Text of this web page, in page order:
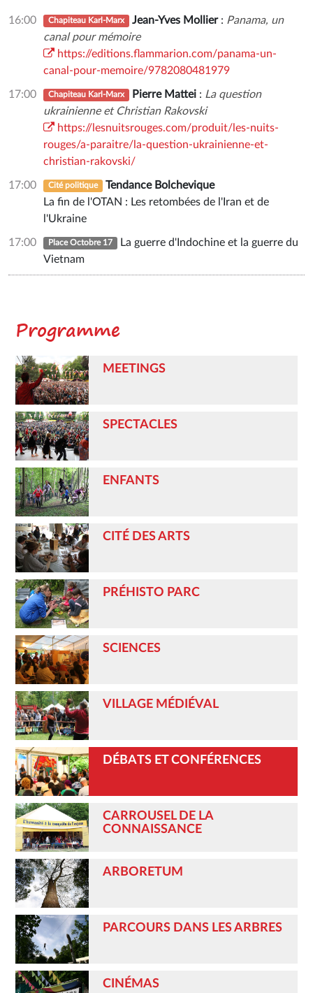
16:00 Chapiteau Karl-Marx Jean-Yves Mollier: Panama, un
canal pour mémoire
https://editions.flammarion.com/panama-un-
canal-pour-memoire/9782080481979
17:00 Chapiteau Karl-Marx Pierre Mattei : La question
ukrainienne et Christian Rakovski
https://lesnuitsrouges.com/produit/les-nuits-
rouges/a-paraitre/la-question-ukrainienne-et-
christian-rakovski/
17:00 Cité politique
Tendance Bolchevique
La fin de l'OTAN : Les retombées de l'Iran et de
l'Ukraine
17:00 Place Octobre 17
La guerre d'Indochine et la guerre du
Vietnam
Programme
MEETINGS
SPECTACLES
ENFANTS
CITÉ DES ARTS
PRÉHISTO PARC
SCIENCES
VILLAGE MÉDIÉVAL
DÉBATS ET CONFÉRENCES
CARROUSEL DE LA
CONNAISSANCE
ARBORETUM
PARCOURS DANS LES ARBRES
CINÉMAS